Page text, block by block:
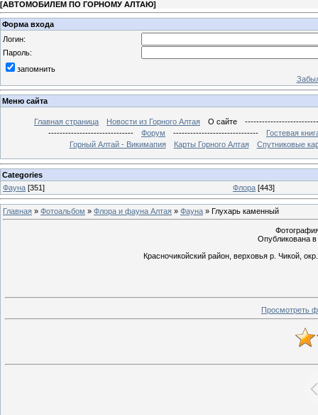
[АВТОМОБИЛЕМ ПО ГОРНОМУ АЛТАЮ]
Форма входа
Логин:
Пароль:
запомнить
Меню сайта
Главная страница Новости из Горного Алтая О сайте
------------------------------
Форум ------------------------------
Гостевая
Горный Алтай - Викимапия
Карты Горного Алтая Спутниковые
Categories
Фауна [351] Флора [443]
Главная » Фотоальбом » Флора и фауна Алтая » Фауна » Глухарь каменный
Опубликована в
Красночикойский район, верховья р. Чикой,
Просмотреть